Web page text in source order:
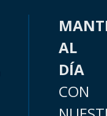
AL
DÍA
CON